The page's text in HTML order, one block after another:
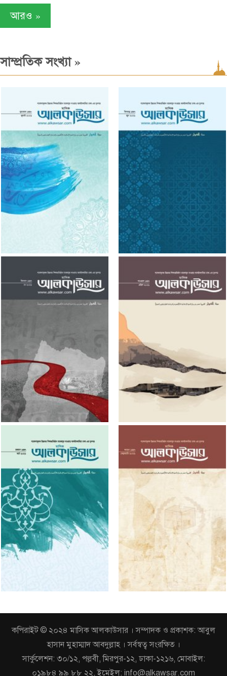
আরও »
সাম্প্রতিক সংখ্যা»
কপিরাইট © ২০২৪ মাসিক আলকাউসার । সম্পাদক ও প্রকাশক: আবুল
হাসান মুহাম্মাদ আবদুল্লাহ । সর্বস্বত্ব সংরক্ষিত ।
সার্কুলেশন: ৩০/১২, পল্লবী, মিরপুর-১২, ঢাকা-১২১৬, মোবাইল:
০১৯৮৪ ৯৯ ৮৮ ২২, ইমেইল: info@alkawsar.com